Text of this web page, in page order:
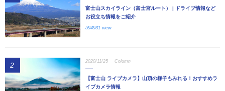
富士山スカイライン（富士宮ルート） | ドライブ情報など
お役立ち情報をご紹介
594931 view
2 2020/11/25 Column
【富士山 ライブカメラ】山頂の様子もみれる！おすすめラ
イブカメラ情報